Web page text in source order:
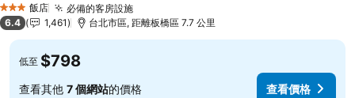
3 星級 飯店 必備的客房設施
6.4 1,461 台北市區, 距離板橋區 7.7 公里
低至 $798
查看其他 7 個網站的價格 查看價格